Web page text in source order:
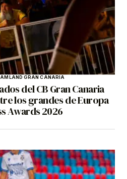
GRAN CANARIA
del CB Gran Canaria
los grandes de Europa
Awards 2026